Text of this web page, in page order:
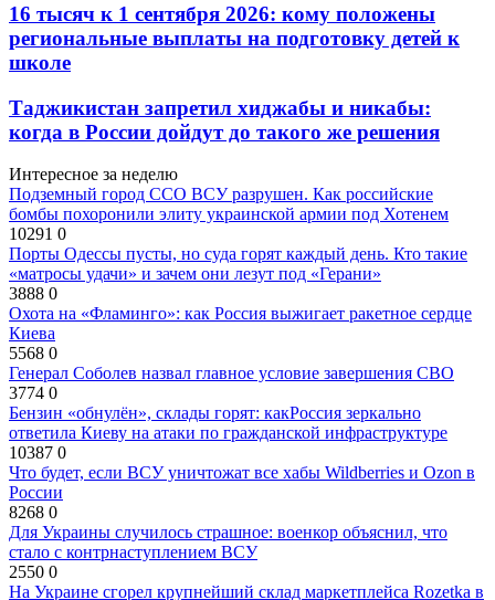
16 тысяч к 1 сентября 2026: кому положены
региональные выплаты на подготовку детей к
школе
Таджикистан запретил хиджабы и никабы:
когда в России дойдут до такого же решения
Интересное за неделю
Подземный город ССО ВСУ разрушен. Как российские
бомбы похоронили элиту украинской армии под Хотенем
10291 0
Порты Одессы пусты, но суда горят каждый день. Кто такие
«матросы удачи» и зачем они лезут под «Герани»
3888 0
Охота на «Фламинго»: как Россия выжигает ракетное сердце
Киева
5568 0
Генерал Соболев назвал главное условие завершения СВО
3774 0
Бензин «обнулён», склады горят: какРоссия зеркально
ответила Киеву на атаки по гражданской инфраструктуре
10387 0
Что будет, если ВСУ уничтожат все хабы Wildberries и Ozon в
России
8268 0
Для Украины случилось страшное: военкор объяснил, что
стало с контрнаступлением ВСУ
2550 0
На Украине сгорел крупнейший склад маркетплейса Rozetka в